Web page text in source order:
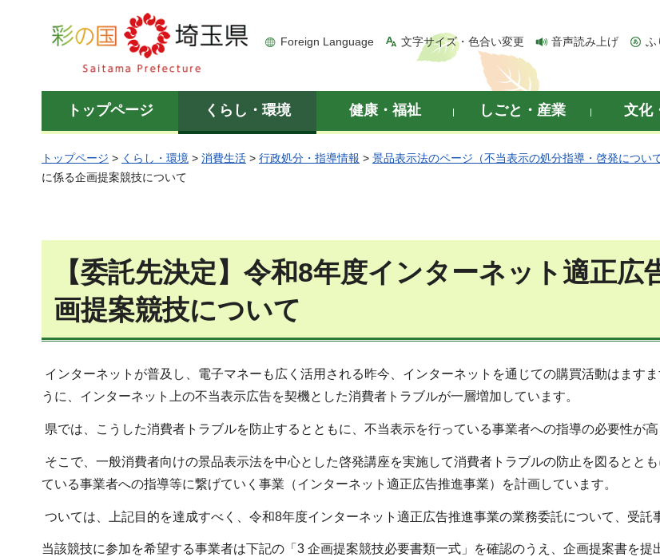
彩の国 埼玉県
Foreign Language 文字サイズ・色合い変更 音声読み上げ ふ
トップページ くらし・環境 健康・福祉 しごと・産業 文化
トップページ > くらし・環境 > 消費生活 > 行政処分・指導情報 > 景品表示法のページ（不当表示の処分指導・啓発について
に係る企画提案競技について
【委託先決定】令和8年度インターネット適正
画提案競技について
インターネットが普及し、電子マネーも広く活用される昨今、インターネットを通じての購買活動はます
うに、インターネット上の不当表示広告を契機とした消費者トラブルが一層増加しています。
県では、こうした消費者トラブルを防止するとともに、不当表示を行っている事業者への指導の必要性が高
そこで、一般消費者向けの景品表示法を中心とした啓発講座を実施して消費者トラブルの防止を図るとと
ている事業者への指導等に繋げていく事業（インターネット適正広告推進事業）を計画しています。
ついては、上記目的を達成すべく、令和8年度インターネット適正広告推進事業の業務委託について、受託
当該競技に参加を希望する事業者は下記の「3 企画提案競技必要書類一式」を確認のうえ、企画提案書を提